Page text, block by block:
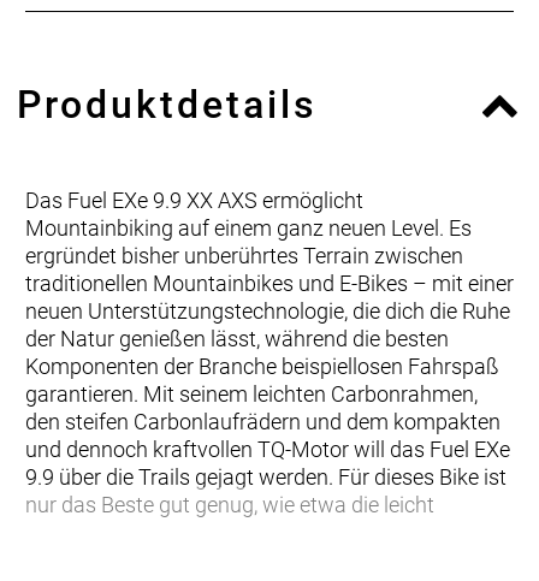
Produktdetails
Das Fuel EXe 9.9 XX AXS ermöglicht
Mountainbiking auf einem ganz neuen Level. Es
ergründet bisher unberührtes Terrain zwischen
traditionellen Mountainbikes und E-Bikes – mit einer
neuen Unterstützungstechnologie, die dich die Ruhe
der Natur genießen lässt, während die besten
Komponenten der Branche beispiellosen Fahrspaß
garantieren. Mit seinem leichten Carbonrahmen,
den steifen Carbonlaufrädern und dem kompakten
und dennoch kraftvollen TQ-Motor will das Fuel EXe
9.9 über die Trails gejagt werden. Für dieses Bike ist
nur das Beste gut genug, wie etwa die leicht